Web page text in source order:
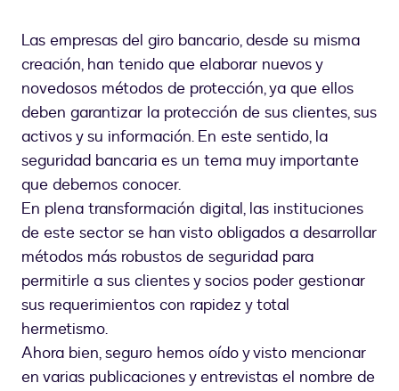
bebe
mientras
mira
su
computadora
sobre
tema
seguridad
bancaria
Las empresas del giro bancario, desde su misma
creación, han tenido que elaborar nuevos y
novedosos métodos de protección, ya que ellos
deben garantizar la protección de sus clientes, sus
activos y su información. En este sentido, la
seguridad bancaria es un tema muy importante
que debemos conocer.
En plena transformación digital, las instituciones
de este sector se han visto obligados a desarrollar
métodos más robustos de seguridad para
permitirle a sus clientes y socios poder gestionar
sus requerimientos con rapidez y total
hermetismo.
Ahora bien, seguro hemos oído y visto mencionar
en varias publicaciones y entrevistas el nombre de